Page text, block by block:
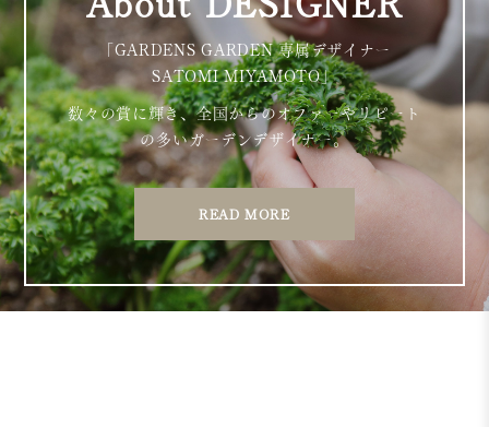
「GARDENS GARDEN 専属デザイナー
SATOMI MIYAMOTO」
数々の賞に輝き、全国からのオファーやリピート
の多いガーデンデザイナー。
READ MORE